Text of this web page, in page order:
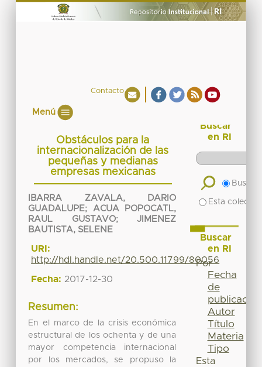
Contacto
Menú
Obstáculos para la
internacionalización de las
pequeñas y medianas
empresas mexicanas
IBARRA ZAVALA, DARIO
GUADALUPE; ACUA POPOCATL,
RAUL GUSTAVO;JIMENEZ
BAUTISTA, SELENE
URI:
http://hdl.handle.net/20.500.11799/80056
Fecha: 2017-12-30
Resumen:
En el marco de la crisis económica
estructural de los ochenta y de una
mayor competencia internacional
por los mercados, se propuso la
Buscar
en RI
Buscar
Esta
Buscar
en RI
Por
Fecha
de
publicación
Autor
Título
Materia
Tipo
Esta